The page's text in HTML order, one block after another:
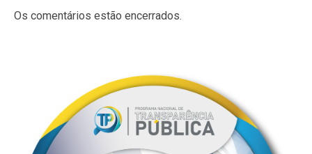
Os comentários estão encerrados.